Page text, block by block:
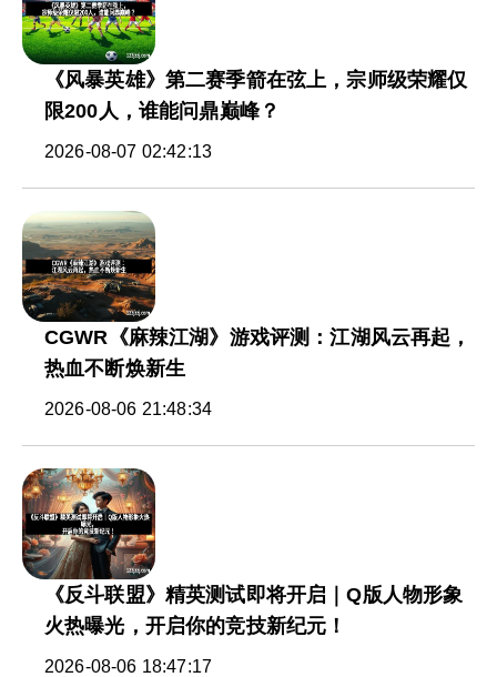
《风暴英雄》第二赛季箭在弦上，宗师级荣耀仅
限200人，谁能问鼎巅峰？
2026-08-07 02:42:13
CGWR《麻辣江湖》游戏评测：江湖风云再起，
热血不断焕新生
2026-08-06 21:48:34
《反斗联盟》精英测试即将开启｜Q版人物形象
火热曝光，开启你的竞技新纪元！
2026-08-06 18:47:17